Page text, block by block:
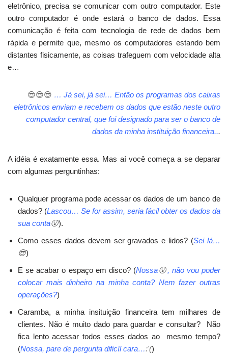
eletrônico, precisa se comunicar com outro computador. Este
outro computador é onde estará o banco de dados. Essa
comunicação é feita com tecnologia de rede de dados bem
rápida e permite que, mesmo os computadores estando bem
distantes fisicamente, as coisas trafeguem com velocidade alta
e…
😎😎😎 … Já sei, já sei… Então os programas dos caixas
eletrônicos enviam e recebem os dados que estão neste outro
computador central, que foi designado para ser o banco de
dados da minha instituição financeira...
A idéia é exatamente essa. Mas aí você começa a se deparar
com algumas perguntinhas:
Qualquer programa pode acessar os dados de um banco de
dados? (Lascou… Se for assim, seria fácil obter os dados da
sua conta😮).
Como esses dados devem ser gravados e lidos? (Sei lá…
😎)
E se acabar o espaço em disco? (Nossa😮, não vou poder
colocar mais dinheiro na minha conta? Nem fazer outras
operações?)
Caramba, a minha insituição financeira tem milhares de
clientes. Não é muito dado para guardar e consultar? Não
fica lento acessar todos esses dados ao mesmo tempo?
(Nossa, pare de pergunta dificíl cara…:'()